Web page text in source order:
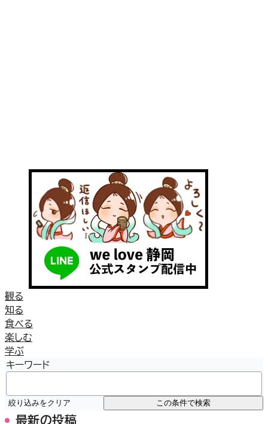
観る
知る
食べる
楽しむ
学ぶ
キーワード
絞り込みをクリア この条件で検索
最新の投稿